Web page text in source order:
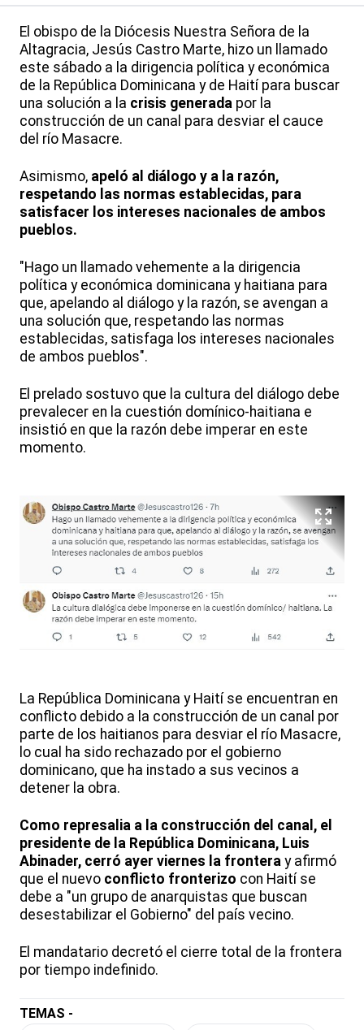
El obispo de la Diócesis Nuestra Señora de la
Altagracia, Jesús Castro Marte, hizo un llamado
este sábado a la dirigencia política y económica
de la República Dominicana y de Haití para buscar
una solución a la crisis generada por la
construcción de un canal para desviar el cauce
del río Masacre.
Asimismo, apeló al diálogo y a la razón,
respetando las normas establecidas, para
satisfacer los intereses nacionales de ambos
pueblos.
"Hago un llamado vehemente a la dirigencia
política y económica dominicana y haitiana para
que, apelando al diálogo y la razón, se avengan a
una solución que, respetando las normas
establecidas, satisfaga los intereses nacionales
de ambos pueblos".
El prelado sostuvo que la cultura del diálogo debe
prevalecer en la cuestión domínico-haitiana e
insistió en que la razón debe imperar en este
momento.
La República Dominicana y Haití se encuentran en
conflicto debido a la construcción de un canal por
parte de los haitianos para desviar el río Masacre,
lo cual ha sido rechazado por el gobierno
dominicano, que ha instado a sus vecinos a
detener la obra.
Como represalia a la construcción del canal, el
presidente de la República Dominicana, Luis
Abinader, cerró ayer viernes la frontera y afirmó
que el nuevo conflicto fronterizo con Haití se
debe a "un grupo de anarquistas que buscan
desestabilizar el Gobierno" del país vecino.
El mandatario decretó el cierre total de la frontera
por tiempo indefinido.
TEMAS -